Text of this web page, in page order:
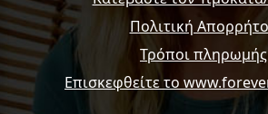
Πολιτική
Τρόποι πληρωμής
Επισκεφθείτε το